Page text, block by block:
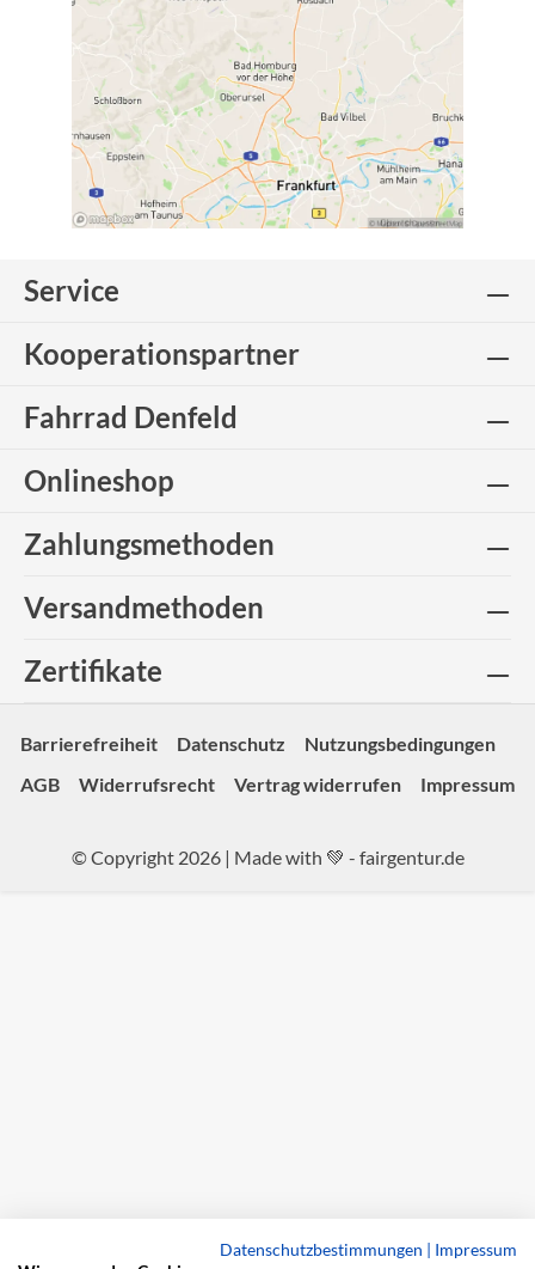
Service
Kooperationspartner
Fahrrad Denfeld
Onlineshop
Zahlungsmethoden
Versandmethoden
Zertifikate
Barrierefreiheit Datenschutz
Nutzungsbedingungen
AGB
Widerrufsrecht Vertrag widerrufen Impressum
© Copyright 2026 | Made with 💚 - fairgentur.de
Datenschutzbestimmungen | Impressum